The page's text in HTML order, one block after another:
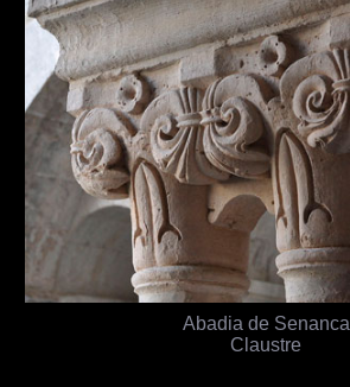
Abadia de Senanca
Claustre